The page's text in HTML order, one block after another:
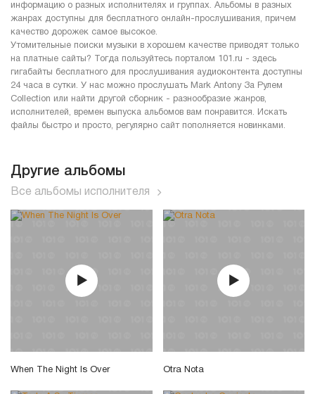
информацию о разных исполнителях и группах. Альбомы в разных
жанрах доступны для бесплатного онлайн-прослушивания, причем
качество дорожек самое высокое.
Утомительные поиски музыки в хорошем качестве приводят только
на платные сайты? Тогда пользуйтесь порталом 101.ru - здесь
гигабайты бесплатного для прослушивания аудиоконтента доступны
24 часа в сутки. У нас можно прослушать Mark Antony За Рулем
Collection или найти другой сборник - разнообразие жанров,
исполнителей, времен выпуска альбомов вам понравится. Искать
файлы быстро и просто, регулярно сайт пополняется новинками.
Другие альбомы
Все альбомы исполнителя
When The Night Is Over Otra Nota